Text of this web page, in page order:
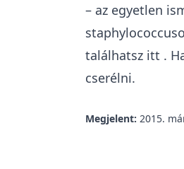
– az egyetlen
találhatsz itt .
cserélni.
Megjelent: 2015.